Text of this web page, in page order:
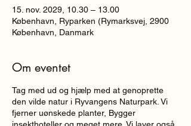
15. nov. 2029, 10.30 – 13.00
København, Ryparken (Rymarksvej, 2900
København, Danmark
Om eventet
Tag med ud og hjælp med at genoprette
den vilde natur i Ryvangens Naturpark. Vi
fjerner uønskede planter, Bygger